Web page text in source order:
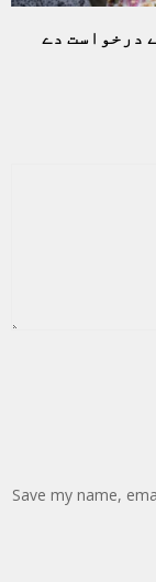
درخواست دے
Save my name,